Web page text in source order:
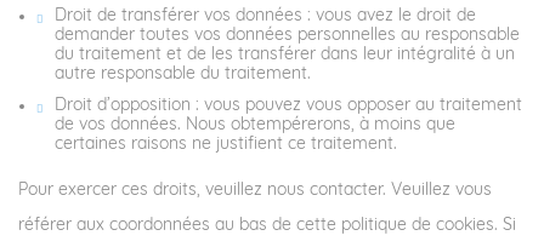
Droit de transférer vos données : vous avez le droit de
demander toutes vos données personnelles au responsable
du traitement et de les transférer dans leur intégralité à un
autre responsable du traitement.
Droit d’opposition : vous pouvez vous opposer au traitement
de vos données. Nous obtempérerons, à moins que
certaines raisons ne justifient ce traitement.
Pour exercer ces droits, veuillez nous contacter. Veuillez vous
référer aux coordonnées au bas de cette politique de cookies. Si